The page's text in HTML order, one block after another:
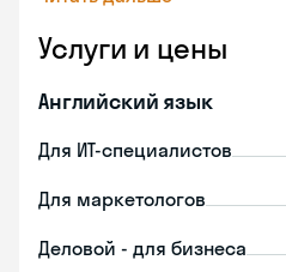
Услуги и цены
Английский язык
Для ИТ-специалистов
Для маркетологов
Деловой - для бизнеса